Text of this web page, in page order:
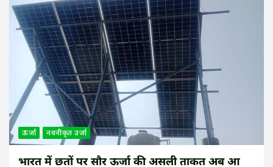
ऊर्जा नवनीकृत उर्जा
भारत में छतों पर सौर ऊर्जा की असली ताकत अब आ